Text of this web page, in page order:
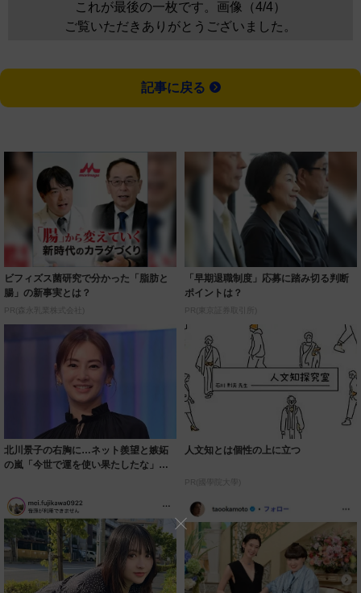
これが最後の一枚です。画像（4/4）
ご覧いただきありがとうございました。
記事に戻る
ビフィズス菌研究で分かった「脂肪と
腸」の新事実とは？
PR(森永乳業株式会社)
「早期退職制度」応募に踏み切る判断
ポイントは？
PR(東京証券取引所)
北川景子の右胸に…ネット羨望と嫉妬
の嵐「今世で運を使い果たしたな」
人文知とは個性の上に立つ
PR(國學院大學)